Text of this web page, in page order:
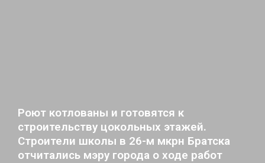
Роют котлованы и готовятся к
строительству цокольных этажей.
Строители школы в 26-м мкрн Братска
отчитались мэру города о ходе работ